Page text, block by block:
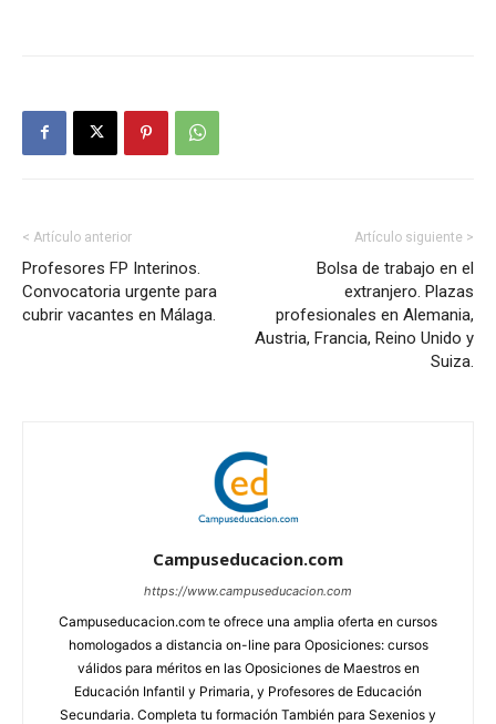
< Artículo anterior
Profesores FP Interinos.
Convocatoria urgente para
cubrir vacantes en Málaga.
Artículo siguiente >
Bolsa de trabajo en el
extranjero. Plazas
profesionales en Alemania,
Austria, Francia, Reino Unido y
Suiza.
Campuseducacion.com
https://www.campuseducacion.com
Campuseducacion.com te ofrece una amplia oferta en cursos
homologados a distancia on-line para Oposiciones: cursos
válidos para méritos en las Oposiciones de Maestros en
Educación Infantil y Primaria, y Profesores de Educación
Secundaria. Completa tu formación También para Sexenios y